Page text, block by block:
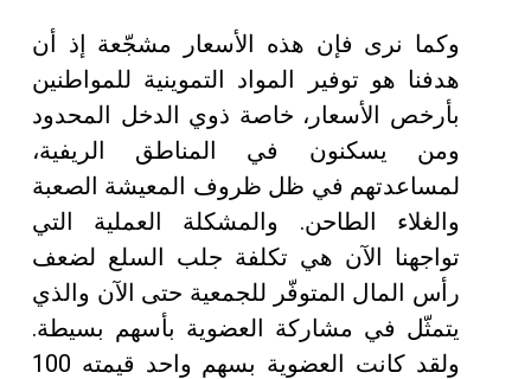
وكما نرى فإن هذه الأسعار مشجّعة إذ أن
هدفنا هو توفير المواد التموينية للمواطنين
بأرخص الأسعار، خاصة ذوي الدخل المحدود
ومن يسكنون في المناطق الريفية،
لمساعدتهم في ظل ظروف المعيشة الصعبة
والغلاء الطاحن. والمشكلة العملية التي
تواجهنا الآن هي تكلفة جلب السلع لضعف
رأس المال المتوفّر للجمعية حتى الآن والذي
يتمثّل في مشاركة العضوية بأسهم بسيطة.
ولقد كانت العضوية بسهم واحد قيمته 100